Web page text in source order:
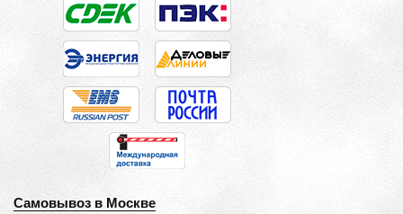
Самовывоз в Москве